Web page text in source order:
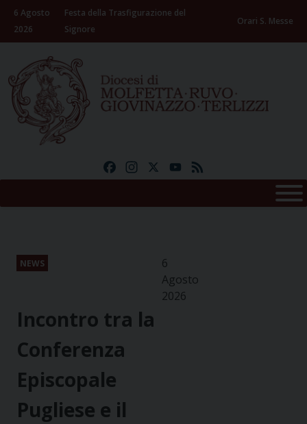
Skip
content
6 Agosto
2026
Festa della Trasfigurazione del
Signore
Orari S. Messe
FacebookInstagramYouTube
NEWS
6
Agosto
2026
Incontro tra la
Conferenza
Episcopale
Pugliese e il